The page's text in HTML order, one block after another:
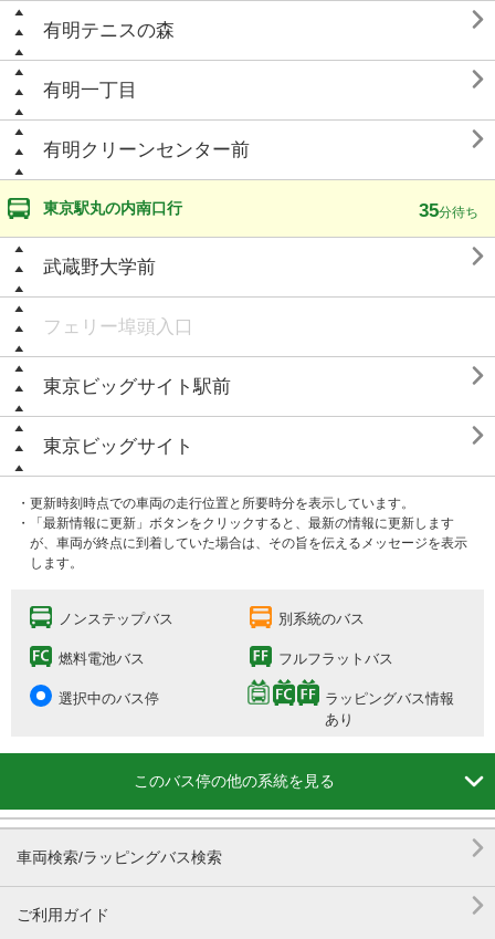
有明テニスの森 
有明一丁目 
有明クリーンセンター前 
東京駅丸の内南口行 35分待ち
武蔵野大学前 
フェリー埠頭入口
東京ビッグサイト駅前 
東京ビッグサイト 
・更新時刻時点での車両の走行位置と所要時分を表示しています。
・「最新情報に更新」ボタンをクリックすると、最新の情報に更新します
が、車両が終点に到着していた場合は、その旨を伝えるメッセージを表示
します。
ノンステップバス 別系統のバス
燃料電池バス フルフラットバス
選択中のバス停
ラッピングバス情報
あり
このバス停の他の系統を見る 
車両検索/ラッピングバス検索 
ご利用ガイド 